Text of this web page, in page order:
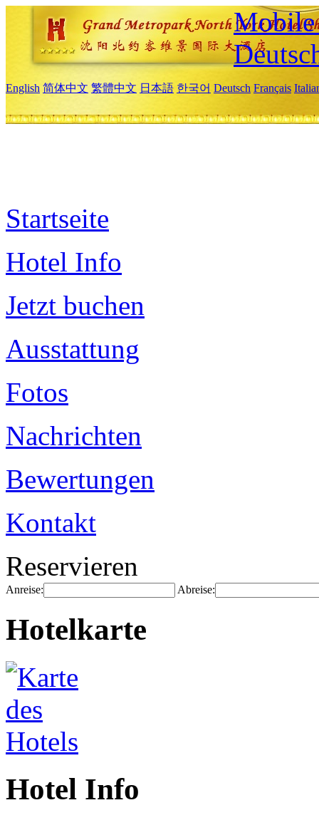
English 简体中文 繁體中文 日本語 한국어 Deutsch Français
Startseite
Hotel Info
Jetzt buchen
Ausstattung
Fotos
Nachrichten
Bewertungen
Kontakt
Reservieren
Anreise: Abreise:
Hotelkarte
Hotel Info